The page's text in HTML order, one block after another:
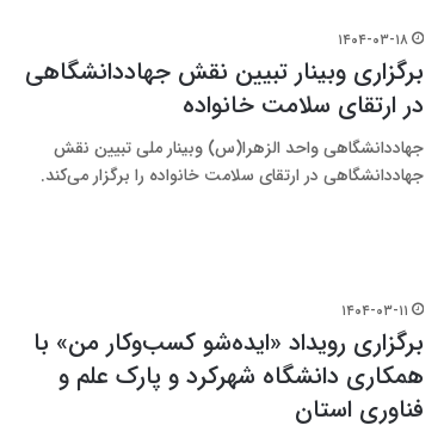
۱۴۰۴-۰۳-۱۸
برگزاری وبینار تبیین نقش جهاددانشگاهی
در ارتقای سلامت خانواده
جهاددانشگاهی واحد الزهرا(س) وبینار ملی تبیین نقش
جهاددانشگاهی در ارتقای سلامت خانواده را برگزار می‌کند.
۱۴۰۴-۰۳-۱۱
برگزاری رویداد «ایده‌شو کسب‌وکار من» با
همکاری دانشگاه شهرکرد و پارک علم و
فناوری استان